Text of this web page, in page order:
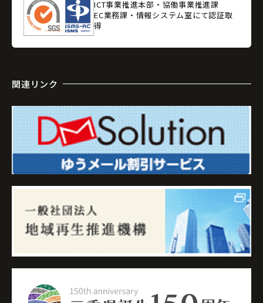
ICT事業推進本部・協働事業推進課
EC業務課・情報システム室にて認証取
得
関連リンク